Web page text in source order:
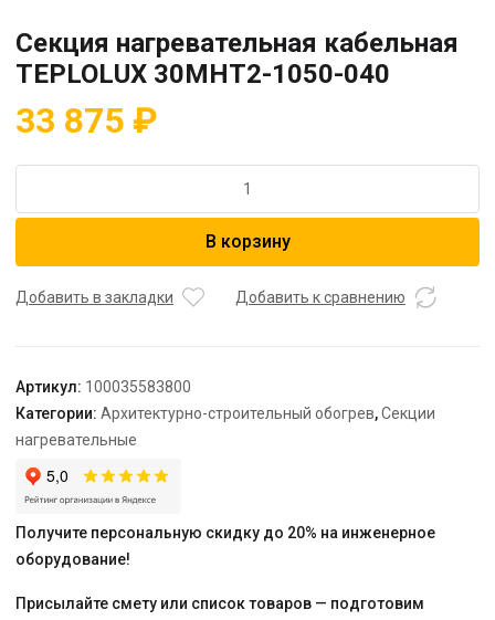
Секция нагревательная кабельная
TEPLOLUX 30МНТ2-1050-040
33 875 ₽
Секция
TEPLOLUX
В корзину
Добавить в закладки Добавить к сравнению
Артикул: 100035583800
Категории: Архитектурно-строительный обогрев,Секции
нагревательные
Получите персональную скидку до 20% на инженерное
оборудование!
Присылайте смету или список товаров — подготовим